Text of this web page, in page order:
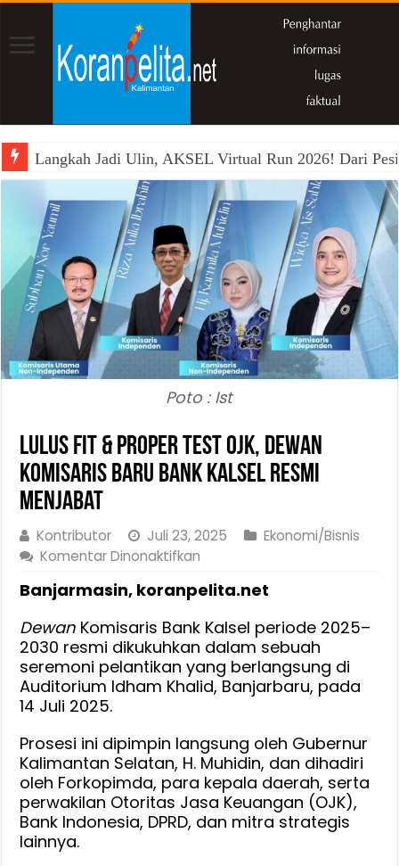
Langkah Jadi Ulin, AKSEL Virtual Run 2026! Dari
Poto : Ist
Lulus Fit & Proper Test OJK, Dewan
Komisaris Baru Bank Kalsel Resmi
Menjabat
Kontributor Juli 23, 2025
Ekonomi/Bisnis
Komentar Dinonaktifkan
Fit
Proper
Test
OJK,
Dewan
Baru
Bank
Kalsel
Resmi
Menjabat
Banjarmasin, koranpelita.net
Dewan Komisaris Bank Kalsel periode 2025–
2030 resmi dikukuhkan dalam sebuah
seremoni pelantikan yang berlangsung di
Auditorium Idham Khalid, Banjarbaru, pada
14 Juli 2025.
Prosesi ini dipimpin langsung oleh Gubernur
Kalimantan Selatan, H. Muhidin, dan dihadiri
oleh Forkopimda, para kepala daerah, serta
perwakilan Otoritas Jasa Keuangan (OJK),
Bank Indonesia, DPRD, dan mitra strategis
lainnya.